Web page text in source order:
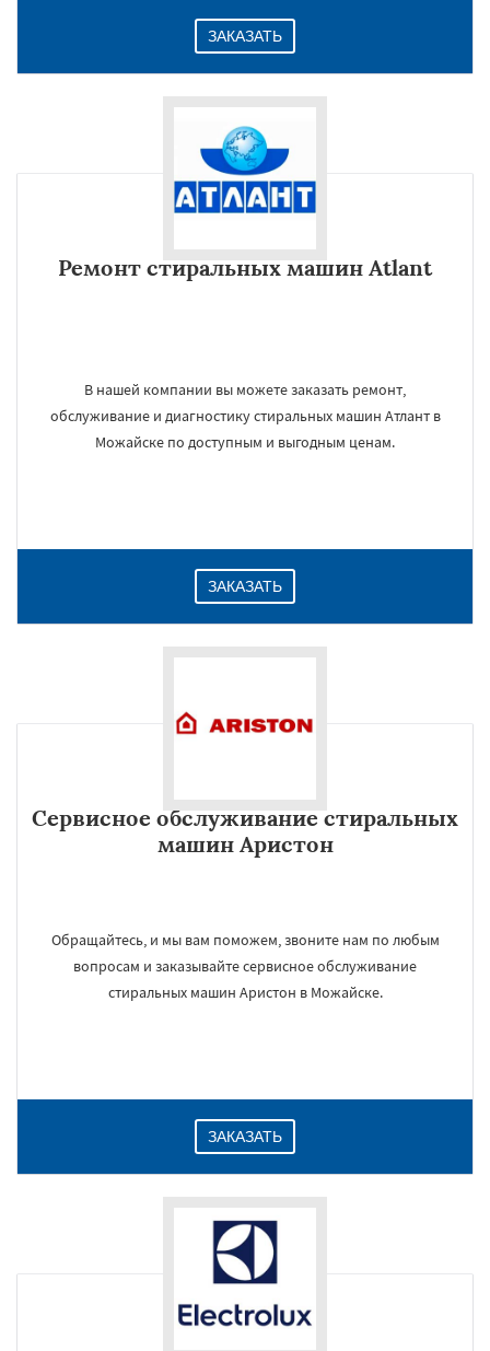
ЗАКАЗАТЬ
Ремонт стиральных машин Atlant
В нашей компании вы можете заказать ремонт,
обслуживание и диагностику стиральных машин Атлант в
Можайске по доступным и выгодным ценам.
ЗАКАЗАТЬ
Сервисное обслуживание стиральных
машин Аристон
Обращайтесь, и мы вам поможем, звоните нам по любым
вопросам и заказывайте сервисное обслуживание
стиральных машин Аристон в Можайске.
ЗАКАЗАТЬ